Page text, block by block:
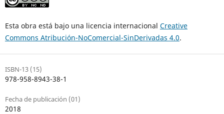
Esta obra está bajo una licencia internacional Creative
Commons Atribución-NoComercial-SinDerivadas 4.0.
ISBN-13 (15)
978-958-8943-38-1
Fecha de publicación (01)
2018